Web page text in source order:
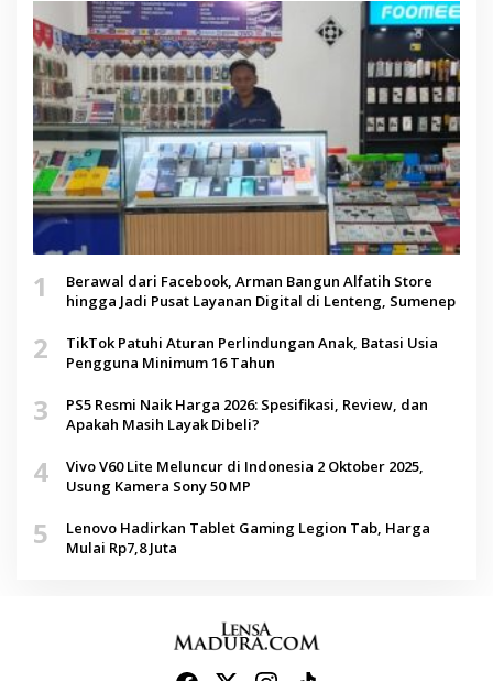
1
Berawal dari Facebook, Arman Bangun Alfatih Store
hingga Jadi Pusat Layanan Digital di Lenteng, Sumenep
2
TikTok Patuhi Aturan Perlindungan Anak, Batasi Usia
Pengguna Minimum 16 Tahun
3
PS5 Resmi Naik Harga 2026: Spesifikasi, Review, dan
Apakah Masih Layak Dibeli?
4
Vivo V60 Lite Meluncur di Indonesia 2 Oktober 2025,
Usung Kamera Sony 50 MP
5
Lenovo Hadirkan Tablet Gaming Legion Tab, Harga
Mulai Rp7,8 Juta